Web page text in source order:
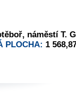
náměstí T.
PLOCHA: 1